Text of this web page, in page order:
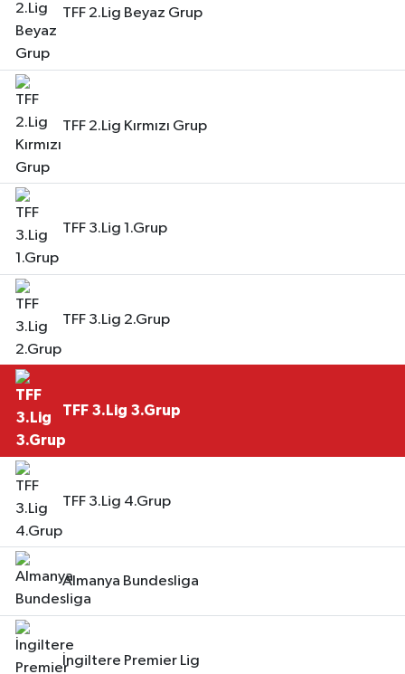
TFF 2.Lig Beyaz Grup
TFF 2.Lig Kırmızı Grup
TFF 3.Lig 1.Grup
TFF 3.Lig 2.Grup
TFF 3.Lig 3.Grup
TFF 3.Lig 4.Grup
Almanya Bundesliga
İngiltere Premier Lig